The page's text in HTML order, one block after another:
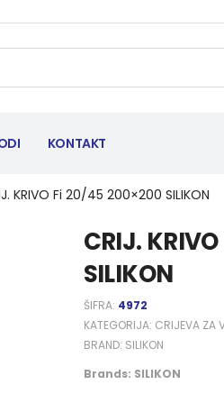
KONTAKT
KRIVO Fi 20/45 200×200 SILIKON
CRIJ.
SILIKON
ŠIFRA: 4972
KATEGORIJA: CRIJEVA ZA
BRAND: SILIKON
Brands: SILIKON